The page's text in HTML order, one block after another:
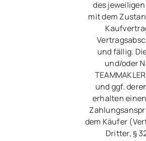
des
mit dem
und fällig.
und/oder
und ggf.
erhalten
dem Käufer
Dritter, §